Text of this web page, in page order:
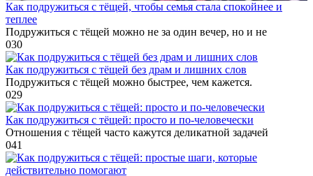
Как подружиться с тёщей, чтобы семья стала спокойнее и
теплее
Подружиться с тёщей можно не за один вечер, но и не
030
Как подружиться с тёщей без драм и лишних слов
Подружиться с тёщей можно быстрее, чем кажется.
029
Как подружиться с тёщей: просто и по-человечески
Отношения с тёщей часто кажутся деликатной задачей
041